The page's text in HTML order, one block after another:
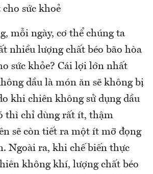
sức khoẻ
mỗi ngày, cơ thể chúng ta
nhiều lượng chất béo bão hòa
sức khỏe? Cái lợi lớn nhất
dầu là món ăn sẽ không bị
khi chiên không sử dụng dầu
thì chỉ dùng rất ít, thậm
sẽ còn tiết ra một ít mỡ đọng
Ngoài ra, khi chế biến thực
không khí, lượng chất béo